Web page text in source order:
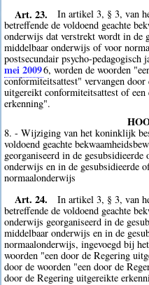
Art. 23.
In artikel 3, § 3, van
betreffende de voldoend geachte
onderwijs dat verstrekt wordt in de
middelbaar onderwijs of voor
postsecundair psycho-pedagogisch
mei 20096, worden de woorden
conformiteitsattest" vervangen
uitgereikt conformiteitsattest of
erkenning".
8. - Wijziging van het koninklijk
voldoend geachte
georganiseerd in de
onderwijs en in de gesubsidieerde
normaalonderwijs
Art. 24.
In artikel 3, § 3, van
betreffende de voldoend geachte
onderwijs georganiseerd in de
middelbaar onderwijs en in de
normaalonderwijs, ingevoegd bij het
woorden "een door de Regering
door de woorden "een door de
door de Regering uitgereikte